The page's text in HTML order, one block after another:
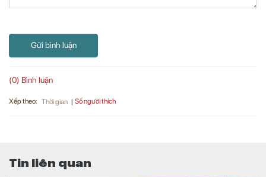
Gửi bình luận
(0) Bình luận
Xếp theo: Thời gian Số người thích
Tin liên quan